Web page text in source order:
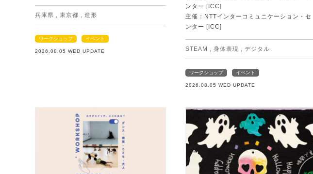
兵庫県 東京都 造形
ワークショップ イベント
2026.08.05 WED UPDATE
ンター [ICC]
主催：NTTインターコミュニケーション・セ
ンター [ICC]
STEAM 身体表現 デジタル
ワークショップ イベント
2026.08.05 WED UPDATE